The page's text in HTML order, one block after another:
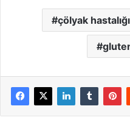
çölyak hastalığı